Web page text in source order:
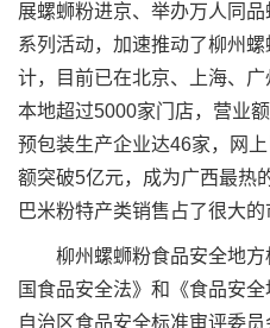
展螺蛳粉进京、举办万人同
系列活动，加速推动了柳州
计，目前已在北京、上海、
本地超过5000家门店，营业
预包装生产企业达46家，网
额突破5亿元，成为广西最热
巴米粉特产类销售占了很大的
柳州螺蛳粉食品安全地方
国食品安全法》和《食品安
自治区食品安全标准审评委